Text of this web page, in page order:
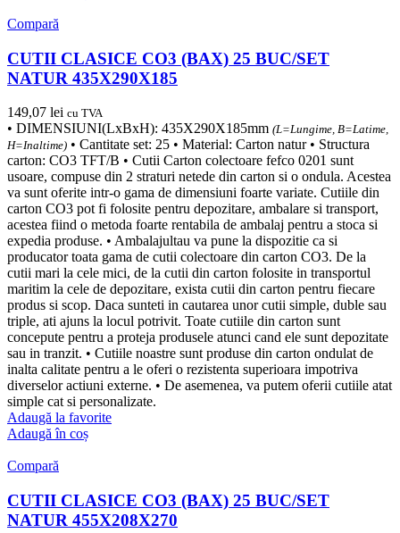
Compară
CUTII CLASICE CO3 (BAX) 25 BUC/SET
NATUR 435X290X185
149,07 lei cu TVA
• DIMENSIUNI(LxBxH): 435X290X185mm (L=Lungime, B=Latime,
H=Inaltime) • Cantitate set: 25 • Material: Carton natur • Structura
carton: CO3 TFT/B • Cutii Carton colectoare fefco 0201 sunt
usoare, compuse din 2 straturi netede din carton si o ondula. Acestea
va sunt oferite intr-o gama de dimensiuni foarte variate. Cutiile din
carton CO3 pot fi folosite pentru depozitare, ambalare si transport,
acestea fiind o metoda foarte rentabila de ambalaj pentru a stoca si
expedia produse. • Ambalajultau va pune la dispozitie ca si
producator toata gama de cutii colectoare din carton CO3. De la
cutii mari la cele mici, de la cutii din carton folosite in transportul
maritim la cele de depozitare, exista cutii din carton pentru fiecare
produs si scop. Daca sunteti in cautarea unor cutii simple, duble sau
triple, ati ajuns la locul potrivit. Toate cutiile din carton sunt
concepute pentru a proteja produsele atunci cand ele sunt depozitate
sau in tranzit. • Cutiile noastre sunt produse din carton ondulat de
inalta calitate pentru a le oferi o rezistenta superioara impotriva
diverselor actiuni externe. • De asemenea, va putem oferii cutiile atat
simple cat si personalizate.
Adaugă la favorite
Adaugă în coș
Compară
CUTII CLASICE CO3 (BAX) 25 BUC/SET
NATUR 455X208X270